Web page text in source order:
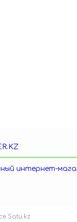
интернет-
Satu.kz